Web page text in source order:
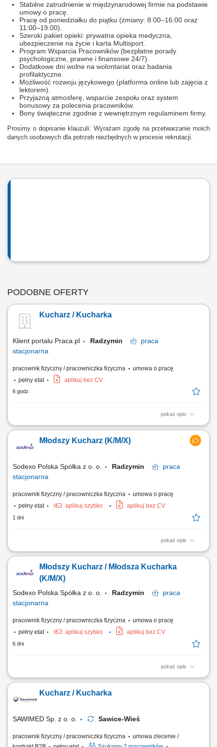
Stabilne zatrudnienie w międzynarodowej firmie na podstawie
umowy o pracę.
Pracę od poniedziałku do piątku (zmiany: 8:00–16:00 oraz
11:00–19:00).
Szeroki pakiet opieki: prywatna opieka medyczna,
ubezpieczenie na życie i karta Multisport.
Program Wsparcia Pracowników (bezpłatne porady
psychologiczne, prawne i finansowe 24/7).
Dodatkowe dni wolne na wolontariat oraz badania
profilaktyczne.
Możliwość rozwoju językowego (platforma online lub zajęcia z
lektorem).
Przyjazną atmosferę, wsparcie zespołu oraz system
bonusowy za polecenia pracowników.
Bony świąteczne zgodnie z wewnętrznym regulaminem firmy.
Prosimy o dopisanie klauzuli: Wyrażam zgodę na przetwarzanie moich
danych osobowych dla potrzeb niezbędnych w procesie rekrutacji.
PODOBNE OFERTY
Kucharz / Kucharka
Klient portalu Praca.pl Radzymin
praca
stacjonarna
pracownik fizyczny / pracowniczka fizyczna
umowa o pracę
pełny etat
aplikuj bez CV
6 godz.
pokaż opis
Przygotowywanie i produkcja dań według receptur (dania obiadowe,
śniadaniowe, zupy, opcje wegetariańskie, bar sałatkowy) Wydawanie
posiłków, obsługa oraz bieżące uzupełnianie wydawki; Dbanie o wysoki
standard i jakość serwowanych potraw; Utrzymywanie czystości i
Młodszy Kucharz (K/M/X)
Sodexo Polska Spółka z o. o. Radzymin
praca
stacjonarna
pracownik fizyczny / pracowniczka fizyczna
umowa o pracę
pełny etat
aplikuj szybko aplikuj bez CV
1 dni
pokaż opis
Zakres obowiązków: Przygotowywanie dań zgodnie z recepturami;
wegetariańskie, dania śniadaniowe, bary sałatkowe); Wydawanie
posiłków i obsługa wydawki; Uzupełnianie produktów na wydawcę;
Młodszy Kucharz / Młodsza Kucharka
(K/M/X)
Sodexo Polska Spółka z o. o. Radzymin
praca
stacjonarna
pracownik fizyczny / pracowniczka fizyczna
umowa o pracę
pełny etat
aplikuj szybko aplikuj bez CV
6 dni
pokaż opis
Zakres obowiązków: Przygotowywanie różnorodnych potraw, w tym dań
śniadaniowych, w ścisłej zgodzie z ustalonymi recepturami.
Monitorowanie i dbanie o najwyższą jakość, smak oraz estetykę
Kucharz / Kucharka
SAWIMED Sp. z o. o. Sawice-Wieś
pracownik fizyczny / pracowniczka fizyczna
umowa zlecenie /